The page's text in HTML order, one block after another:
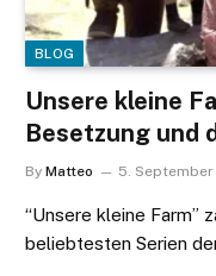
BLOG
Unsere kleine
Besetzung und
By Matteo 5.
“Unsere kleine Farm”
beliebtesten Serien